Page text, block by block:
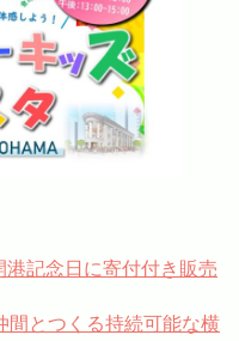
記念日に寄付付き販売
間とつくる持続可能な横